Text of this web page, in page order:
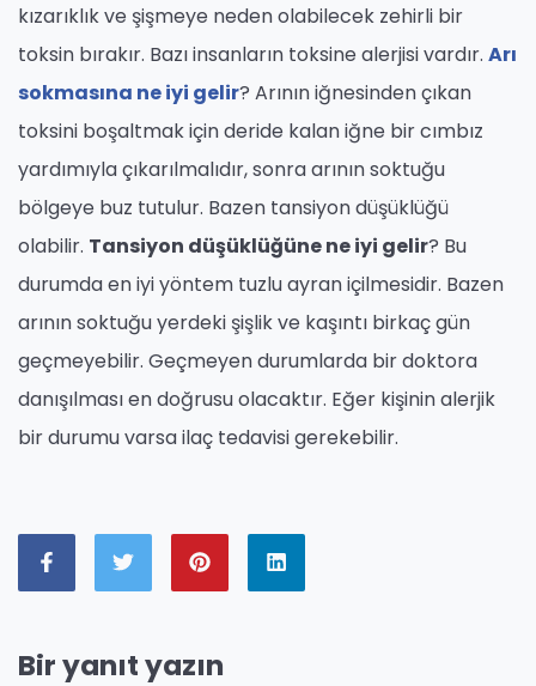
kızarıklık ve şişmeye neden olabilecek zehirli bir
toksin bırakır. Bazı insanların toksine alerjisi vardır. Arı
sokmasına ne iyi gelir? Arının iğnesinden çıkan
toksini boşaltmak için deride kalan iğne bir cımbız
yardımıyla çıkarılmalıdır, sonra arının soktuğu
bölgeye buz tutulur. Bazen tansiyon düşüklüğü
olabilir. Tansiyon düşüklüğüne ne iyi gelir? Bu
durumda en iyi yöntem tuzlu ayran içilmesidir. Bazen
arının soktuğu yerdeki şişlik ve kaşıntı birkaç gün
geçmeyebilir. Geçmeyen durumlarda bir doktora
danışılması en doğrusu olacaktır. Eğer kişinin alerjik
bir durumu varsa ilaç tedavisi gerekebilir.
Bir yanıt yazın